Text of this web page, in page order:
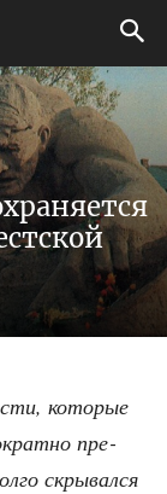
кото­рые
пре­
скры­вал­ся